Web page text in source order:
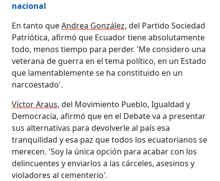
nacional
En tanto queAndrea González, del Partido Sociedad
Patriótica, afirmó que Ecuador tiene absolutamente
todo, menos tiempo para perder. 'Me considero una
veterana de guerra en el tema político, en un Estado
que lamentablemente se ha constituido en un
narcoestado'.
Víctor Araus, del Movimiento Pueblo, Igualdad y
Democracia, afirmó que en el Debate va a presentar
sus alternativas para devolverle al país esa
tranquilidad y esa paz que todos los ecuatorianos se
merecen. 'Soy la única opción para acabar con los
delincuentes y enviarlos a las cárceles, asesinos y
violadores al cementerio'.